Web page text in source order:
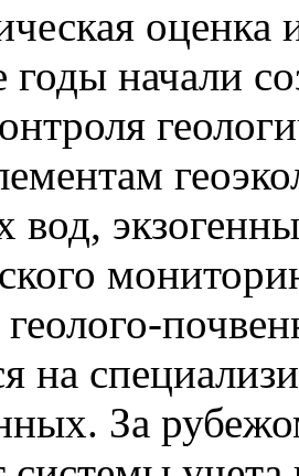
оценка
начали
вод,
геолого-
на
За